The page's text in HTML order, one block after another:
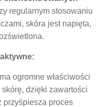
regularnym stosowaniu
skóra jest napięta,
ma ogromne właściwości
dzięki zawartości
przyśpiesza proces